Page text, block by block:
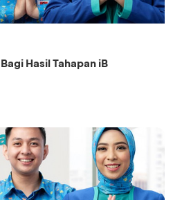
Hasil Tahapan iB